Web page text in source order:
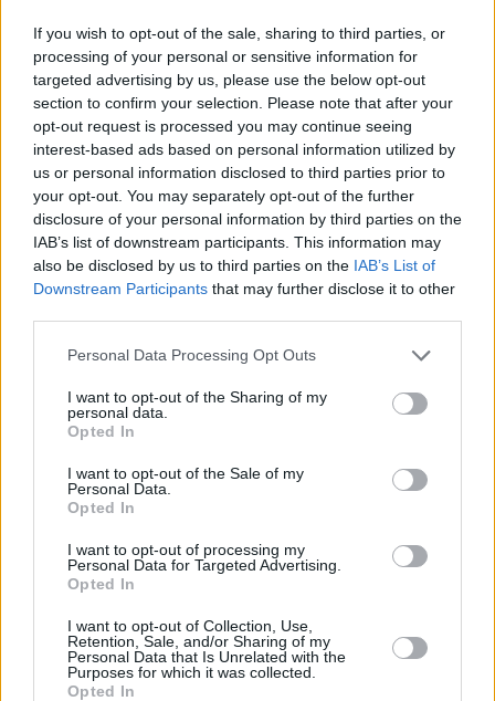
If you wish to opt-out of the sale, sharing to third parties, or
processing of your personal or sensitive information for
targeted advertising by us, please use the below opt-out
section to confirm your selection. Please note that after your
opt-out request is processed you may continue seeing
interest-based ads based on personal information utilized by
us or personal information disclosed to third parties prior to
your opt-out. You may separately opt-out of the further
disclosure of your personal information by third parties on the
IAB’s list of downstream participants. This information may
also be disclosed by us to third parties on the IAB’s List of
Downstream Participants that may further disclose it to other
Please note that this website/app uses one or more Google
not limited to your visit or usage behaviour. You may click to
grant or deny consent to Google and its third-party tags to
use your data for below specified purposes in below Google
consent section.
Personal Data Processing Opt Outs
I want to opt-out of the Sharing of my
personal data.
Opted In
I want to opt-out of the Sale of my
Personal Data.
Opted In
I want to opt-out of processing my
Personal Data for Targeted Advertising.
Opted In
I want to opt-out of Collection, Use,
Retention, Sale, and/or Sharing of my
Personal Data that Is Unrelated with the
Purposes for which it was collected.
Opted In
Oggi